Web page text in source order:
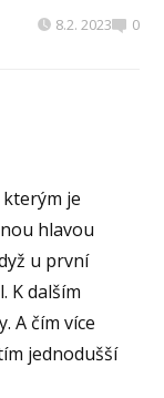
8.2. 2023 0
je
hlavou
u první
K dalším
A čím více
jednodušší